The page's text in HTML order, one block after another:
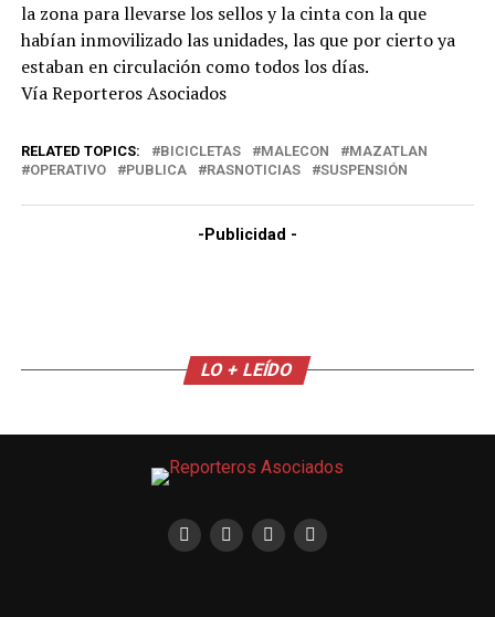
la zona para llevarse los sellos y la cinta con la que
habían inmovilizado las unidades, las que por cierto ya
estaban en circulación como todos los días.
Vía Reporteros Asociados
RELATED TOPICS: BICICLETAS MALECON
MAZATLAN
OPERATIVO
PUBLICA RASNOTICIAS SUSPENSIÓN
-Publicidad -
LO + LEÍDO